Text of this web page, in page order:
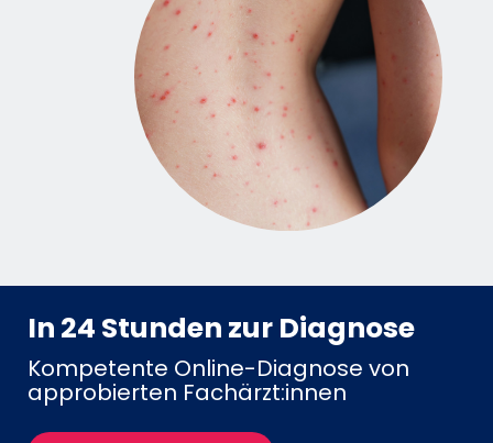
In 24 Stunden zur Diagnose
Kompetente Online-Diagnose von
approbierten Fachärzt:innen